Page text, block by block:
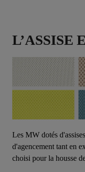
L’ASSISE
Les MW dotés
d'agencement tant en
choisi pour la housse